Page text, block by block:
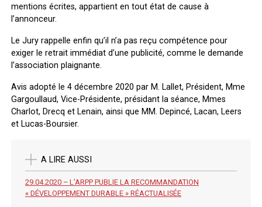
mentions écrites, appartient en tout état de cause à
l’annonceur.
Le Jury rappelle enfin qu’il n’a pas reçu compétence pour
exiger le retrait immédiat d’une publicité, comme le demande
l’association plaignante.
Avis adopté le 4 décembre 2020 par M. Lallet, Président, Mme
Gargoullaud, Vice-Présidente, présidant la séance, Mmes
Charlot, Drecq et Lenain, ainsi que MM. Depincé, Lacan, Leers
et Lucas-Boursier.
A LIRE AUSSI
29.04.2020 – L’ARPP PUBLIE LA RECOMMANDATION
« DÉVELOPPEMENT DURABLE » RÉACTUALISÉE